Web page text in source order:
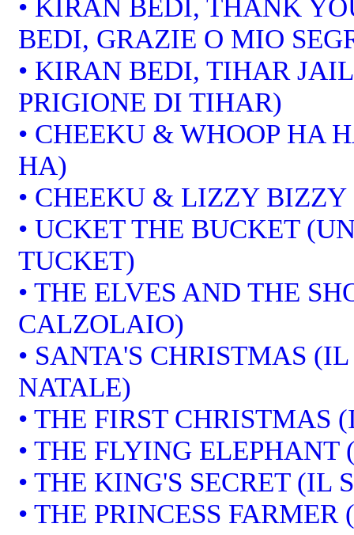
• KIRAN BEDI, THANK
BEDI, GRAZIE O MIO
• KIRAN BEDI, TIHAR
PRIGIONE DI TIHAR)
• CHEEKU & WHOOP HA
HA)
• CHEEKU & LIZZY
• UCKET THE BUCKET
TUCKET)
• THE ELVES AND THE
CALZOLAIO)
• SANTA'S CHRISTMAS
NATALE)
• THE FIRST CHRISTMAS
• THE FLYING
• THE KING'S SECRET (IL
• THE PRINCESS FARMER